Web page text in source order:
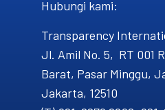
Hubungi kami​:
Transparency
Jl. Amil No. 5, RT 001
Barat, Pasar Minggu,
Jakarta, 12510